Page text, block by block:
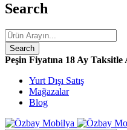
Search
Peşin Fiyatına 18 Ay Taksitle
Yurt Dışı Satış
Mağazalar
Blog